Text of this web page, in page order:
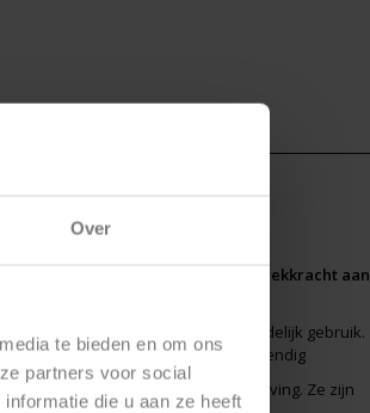
Over
te bieden en om ons
partners voor social
die u aan ze heeft
11874071
van -40°C en + 85°C, kunnen trekkracht aan
6.6 en ontworpen voor herhaaldelijk gebruik.
In de kleur zwart zijn ze UV-bestendig
zijn geschikt voor elke omgeving. Ze zijn